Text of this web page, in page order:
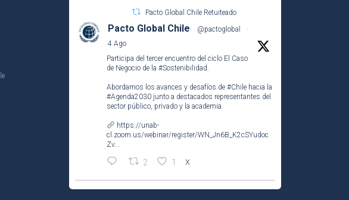
Pacto Global Chile Retuiteado
Pacto Global Chile @pactoglobal
·
4 Ago
Participa del tercer encuentro del ciclo El Caso
de Negocio de la #Sostenibilidad.
Abordamos los avances y desafíos de #Chile hacia la
#Agenda2030 junto a destacados representantes del
sector público, privado y la academia.
https://unab-
cl.zoom.us/webinar/register/WN_Jn6B_K2cSYudoc
Zv...
2 1 X